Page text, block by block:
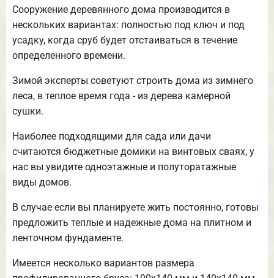
Сооружение деревянного дома производится в
нескольких вариантах: полностью под ключ и под
усадку, когда сруб будет отстаиваться в течение
определенного времени.
Зимой эксперты советуют строить дома из зимнего
леса, в теплое время года - из дерева камерной
сушки.
Наиболее подходящими для сада или дачи
считаются бюджетные домики на винтовых сваях, у
нас вы увидите одноэтажные и полуторатажные
виды домов.
В случае если вы планируете жить постоянно, готовы
предложить теплые и надежные дома на плитном и
ленточном фундаменте.
Имеется несколько вариантов размера